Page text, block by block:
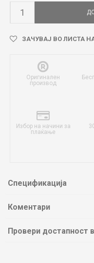
ЗАЧУВАЈ ВО ЛИСТА
Оригинален
производ
Избор на начини за
плаќање
Спецификација
Коментари
Провери достапност